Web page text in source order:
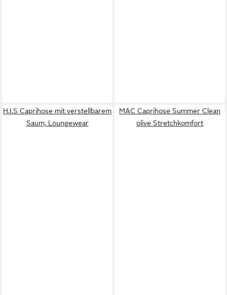
H.I.S Caprihose mit verstellbarem
Saum, Loungewear
MAC Caprihose Summer Clean
olive Stretchkomfort